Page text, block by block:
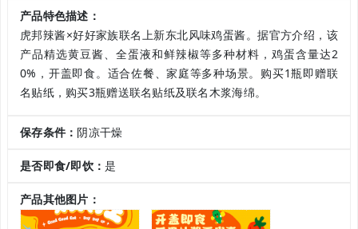
产品特色描述：
虎邦辣酱×好好家族联名上新东北风味鸡蛋酱。据官方介绍，该
产品精选黄豆酱、全蛋液和鲜辣椒等多种材料，鸡蛋含量达2
0%，开盖即食。适合佐餐、家庭等多种场景。购买1瓶即赠联
名贴纸，购买3瓶赠送联名贴纸及联名木浆海绵。
保存条件： 阴凉干燥
是否即食/即饮：是
产品其他图片：